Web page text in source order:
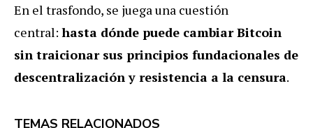
En el trasfondo, se juega una cuestión
central: hasta dónde puede cambiar Bitcoin
sin traicionar sus principios fundacionales de
descentralización y resistencia a la censura.
TEMAS RELACIONADOS